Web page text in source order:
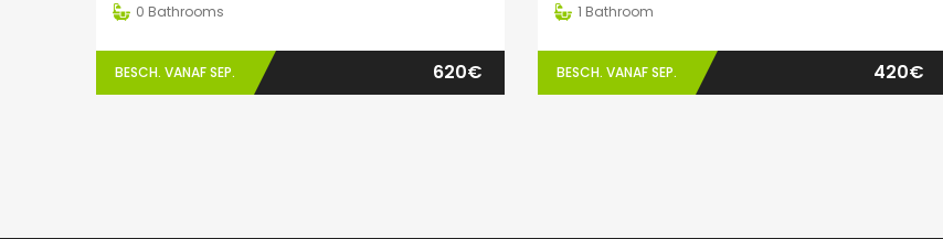
0 Bathrooms
BESCH. VANAF SEP. 620€
1 Bathroom
BESCH. VANAF SEP. 420€